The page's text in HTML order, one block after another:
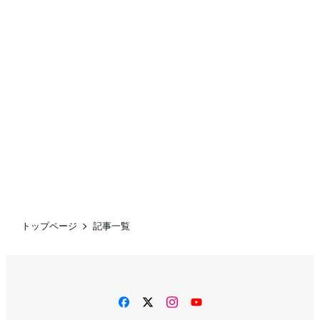
トップページ 記事一覧
facebooktwitterinstagram
YouTube